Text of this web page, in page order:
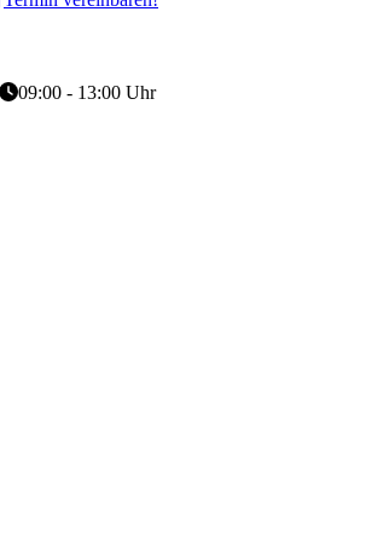
09:00 - 13:00 Uhr